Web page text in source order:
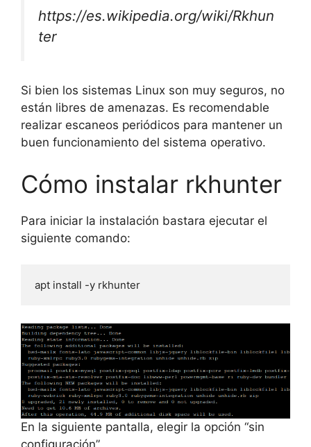
https://es.wikipedia.org/wiki/Rkhun
ter
Si bien los sistemas Linux son muy seguros, no
están libres de amenazas. Es recomendable
realizar escaneos periódicos para mantener un
buen funcionamiento del sistema operativo.
Cómo instalar rkhunter
Para iniciar la instalación bastara ejecutar el
siguiente comando:
apt install -y rkhunter
En la siguiente pantalla, elegir la opción “sin
configuración”.